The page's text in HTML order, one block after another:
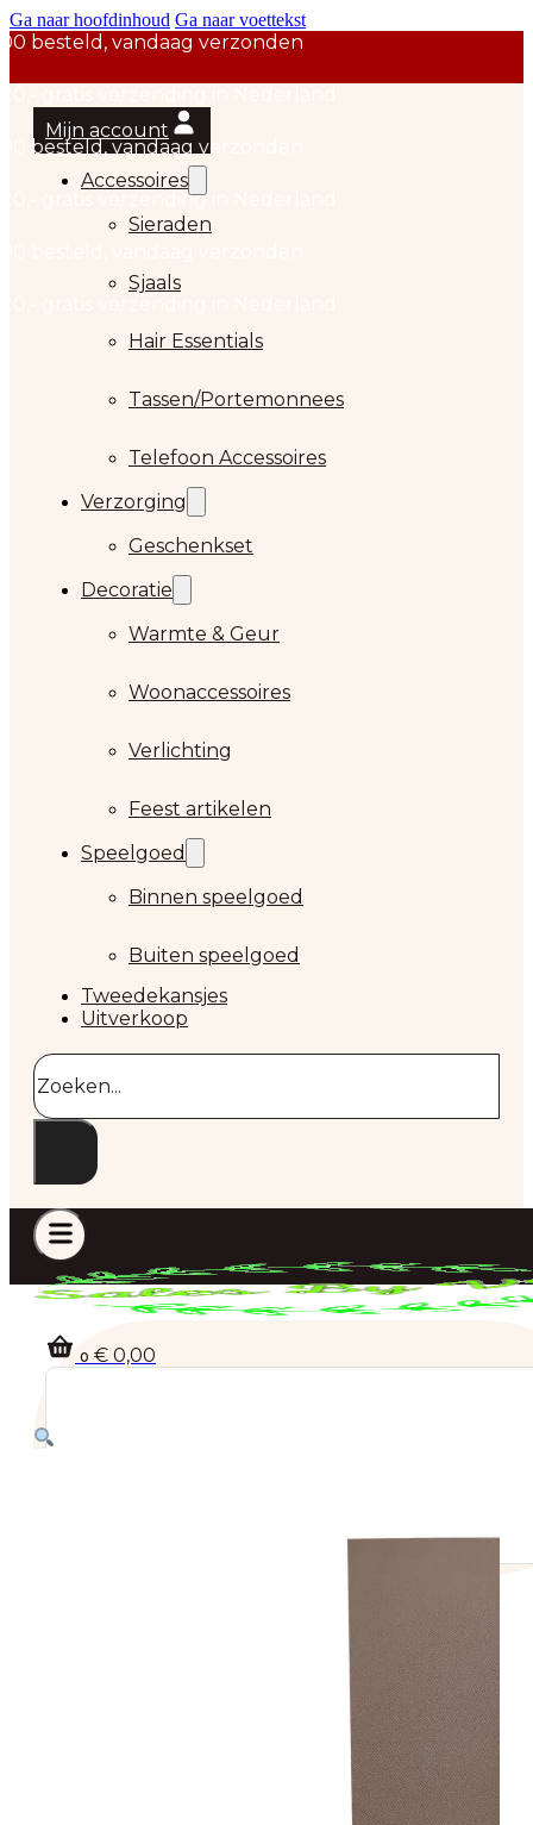
Ga naar hoofdinhoud Ga naar voettekst
Mijn account
Accessoires
Sieraden
Sjaals
Hair Essentials
Tassen/Portemonnees
Telefoon Accessoires
Verzorging
Geschenkset
Decoratie
Warmte & Geur
Woonaccessoires
Verlichting
Feest artikelen
Speelgoed
Binnen speelgoed
Buiten speelgoed
Tweedekansjes
Uitverkoop
Zoeken
0 € 0,00